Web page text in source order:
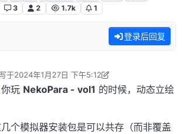
3
2 1.7k 1
登录后回复
写于2024年1月27日 下午5:12
后由 Rxinns 编辑 2024年1月27日 上午11:13
玩 NekoPara - vol1 的时候，动态立绘
个模拟器安装包是可以共存（而非覆盖